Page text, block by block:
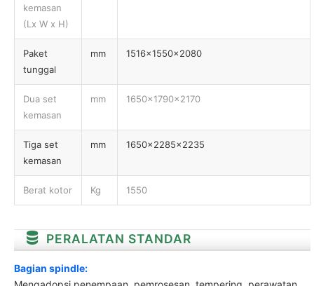
kemasan
(Lx W x H)
Paket
tunggal
mm 1516x1550x2080
Dua set
kemasan
mm 1650x1790x2170
Tiga set
kemasan
mm 1650x2285x2235
Berat kotor Kg 1550
PERALATAN STANDAR
Bagian spindle: